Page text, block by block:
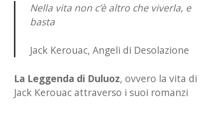
Nella vita non c’è altro che viverla, e
basta
Jack Kerouac, Angeli di Desolazione
La Leggenda di Duluoz, ovvero la vita di
Jack Kerouac attraverso i suoi romanzi